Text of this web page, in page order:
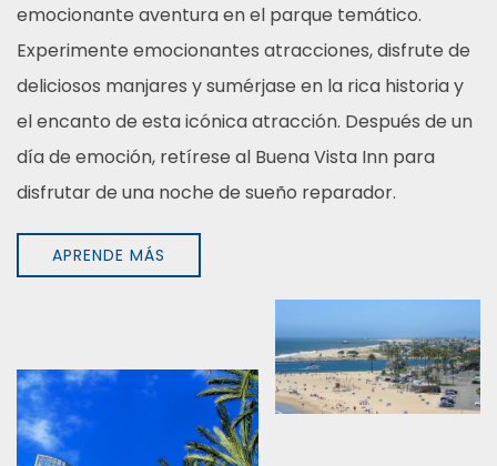
emocionante aventura en el parque temático.
Experimente emocionantes atracciones, disfrute de
deliciosos manjares y sumérjase en la rica historia y
el encanto de esta icónica atracción. Después de un
día de emoción, retírese al Buena Vista Inn para
disfrutar de una noche de sueño reparador.
APRENDE MÁS